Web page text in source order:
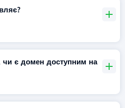
чи є домен доступним на